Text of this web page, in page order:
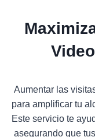
Aumentar las
para amplificar tu
Este servicio te
asegurando que